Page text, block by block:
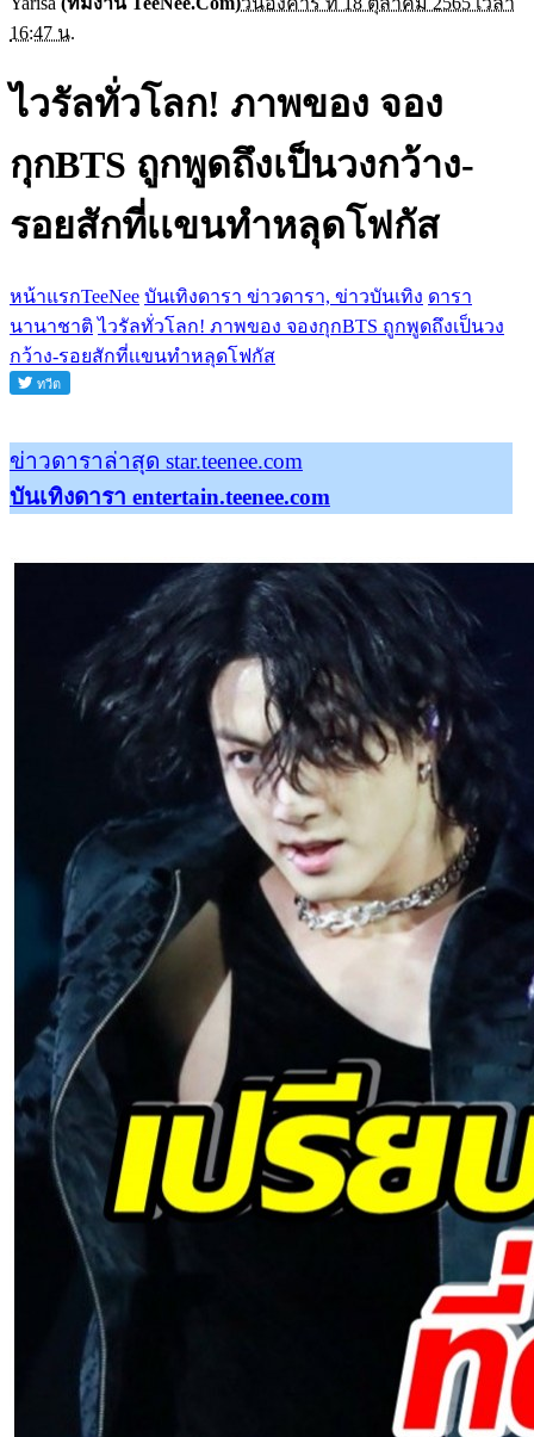
16:47 น.
ไวรัลทั่วโลก! ภาพของ จอง
กุกBTS ถูกพูดถึงเป็นวงกว้าง-
รอยสักที่เเขนทำหลุดโฟกัส
หน้าแรกTeeNee บันเทิงดารา ข่าวดารา, ข่าวบันเทิง ดารา
นานาชาติ ไวรัลทั่วโลก! ภาพของ จองกุกBTS ถูกพูดถึงเป็นวง
กว้าง-รอยสักที่เเขนทำหลุดโฟกัส
ข่าวดาราล่าสุด star.teenee.com
บันเทิงดารา entertain.teenee.com